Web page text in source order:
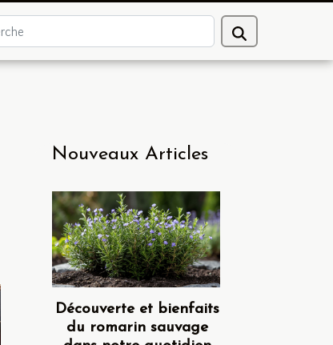
Nouveaux Articles
Découverte et bienfaits
du romarin sauvage